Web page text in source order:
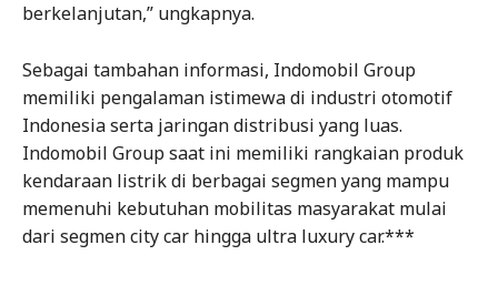
berkelanjutan,” ungkapnya.
Sebagai tambahan informasi, Indomobil Group
memiliki pengalaman istimewa di industri otomotif
Indonesia serta jaringan distribusi yang luas.
Indomobil Group saat ini memiliki rangkaian produk
kendaraan listrik di berbagai segmen yang mampu
memenuhi kebutuhan mobilitas masyarakat mulai
dari segmen city car hingga ultra luxury car.***